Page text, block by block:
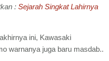
: Sejarah Singkat Lahirnya
ini, Kawasaki
warnanya juga baru masdab..